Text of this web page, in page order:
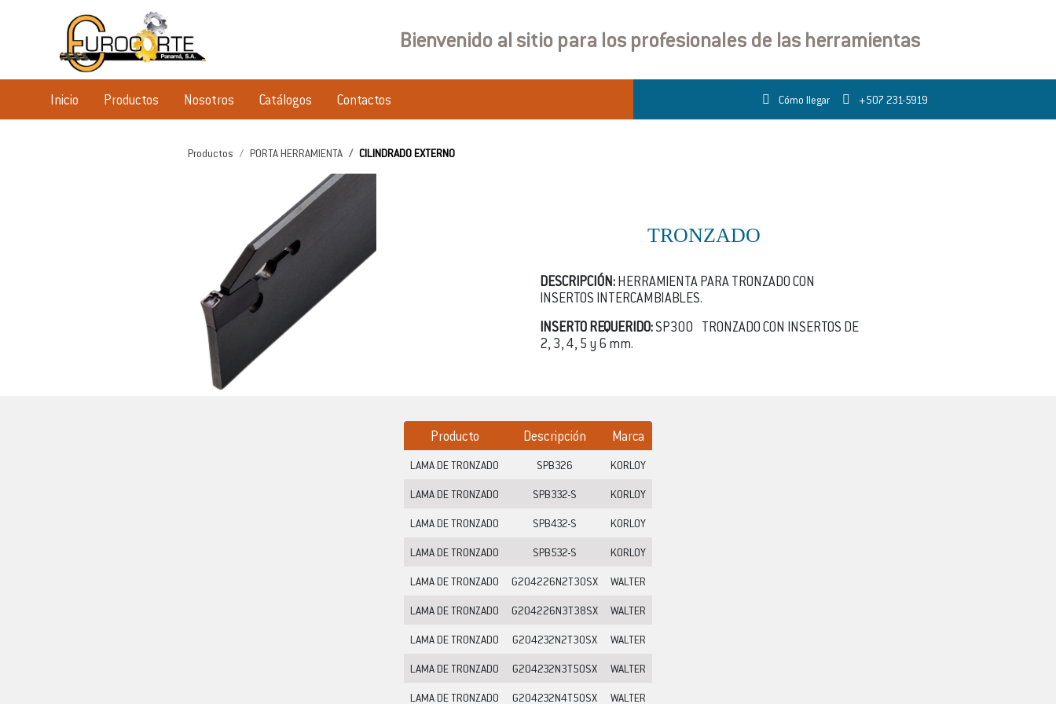
Bienvenido al sitio para los profesionales de las herramientas
Cómo llegar +507 231-5919
Inicio Productos Nosotros Catálogos Contactos
Productos PORTA HERRAMIENTA CILINDRADO EXTERNO
TRONZADO
DESCRIPCIÓN:HERRAMIENTA PARA TRONZADO CON
INSERTOS INTERCAMBIABLES.
INSERTO REQUERIDO:SP300 TRONZADO CON INSERTOS DE
2, 3, 4, 5 y 6 mm.
Producto Descripción Marca
LAMA DE TRONZADO SPB326
KORLOY
LAMA DE TRONZADO
SPB332-S
KORLOY
LAMA DE TRONZADO
SPB432-S
KORLOY
LAMA DE TRONZADO
SPB532-S
KORLOY
LAMA DE TRONZADO
G204226N2T30SX
WALTER
LAMA DE TRONZADO
G204226N3T38SX
WALTER
LAMA DE TRONZADO
G204232N2T30SX
WALTER
LAMA DE TRONZADO
G204232N3T50SX
WALTER
LAMA DE TRONZADO
G204232N4T50SX WALTER